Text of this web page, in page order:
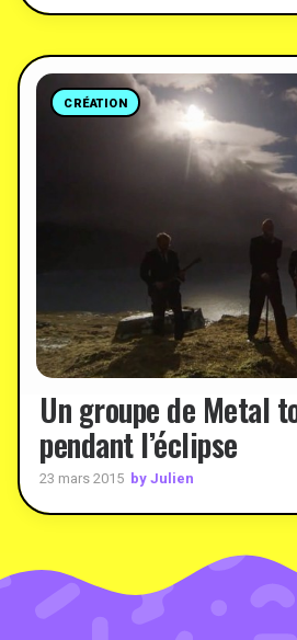
CRÉATION
Un groupe de Metal
pendant l’éclipse
23 mars 2015 by Julien